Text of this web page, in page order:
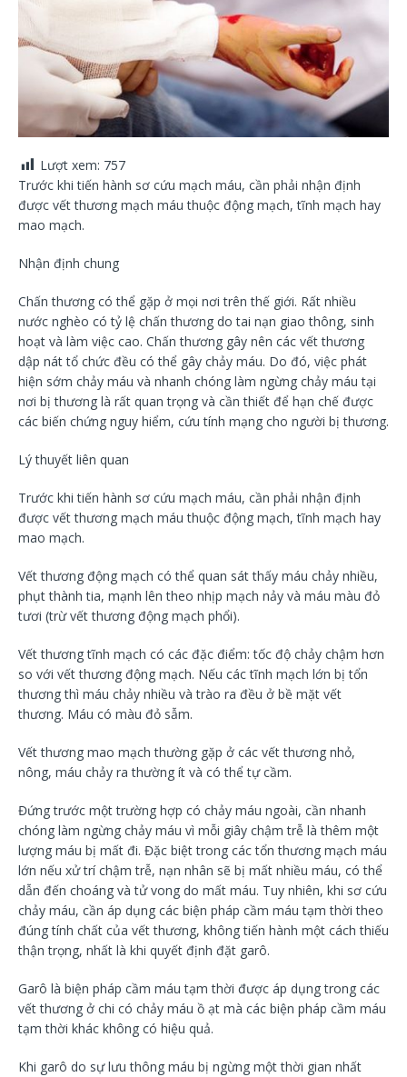
Lượt xem: 757
Trước khi tiến hành sơ cứu mạch máu, cần phải nhận định
được vết thương mạch máu thuộc động mạch, tĩnh mạch hay
mao mạch.
Nhận định chung
Chấn thương có thể gặp ở mọi nơi trên thế giới. Rất nhiều
nước nghèo có tỷ lệ chấn thương do tai nạn giao thông, sinh
hoạt và làm việc cao. Chấn thương gây nên các vết thương
dập nát tổ chức đều có thể gây chảy máu. Do đó, việc phát
hiện sớm chảy máu và nhanh chóng làm ngừng chảy máu tại
nơi bị thương là rất quan trọng và cần thiết để hạn chế được
các biến chứng nguy hiểm, cứu tính mạng cho người bị thương.
Lý thuyết liên quan
Trước khi tiến hành sơ cứu mạch máu, cần phải nhận định
được vết thương mạch máu thuộc động mạch, tĩnh mạch hay
mao mạch.
Vết thương động mạch có thể quan sát thấy máu chảy nhiều,
phụt thành tia, mạnh lên theo nhịp mạch nảy và máu màu đỏ
tươi (trừ vết thương động mạch phổi).
Vết thương tĩnh mạch có các đặc điểm: tốc độ chảy chậm hơn
so với vết thương động mạch. Nếu các tĩnh mạch lớn bị tổn
thương thì máu chảy nhiều và trào ra đều ở bề mặt vết
thương. Máu có màu đỏ sẫm.
Vết thương mao mạch thường gặp ở các vết thương nhỏ,
nông, máu chảy ra thường ít và có thể tự cầm.
Đứng trước một trường hợp có chảy máu ngoài, cần nhanh
chóng làm ngừng chảy máu vì mỗi giây chậm trễ là thêm một
lượng máu bị mất đi. Đặc biệt trong các tổn thương mạch máu
lớn nếu xử trí chậm trễ, nạn nhân sẽ bị mất nhiều máu, có thể
dẫn đến choáng và tử vong do mất máu. Tuy nhiên, khi sơ cứu
chảy máu, cần áp dụng các biện pháp cầm máu tạm thời theo
đúng tính chất của vết thương, không tiến hành một cách thiếu
thận trọng, nhất là khi quyết định đặt garô.
Garô là biện pháp cầm máu tạm thời được áp dụng trong các
vết thương ở chi có chảy máu ồ ạt mà các biện pháp cầm máu
tạm thời khác không có hiệu quả.
Khi garô do sự lưu thông máu bị ngừng một thời gian nhất